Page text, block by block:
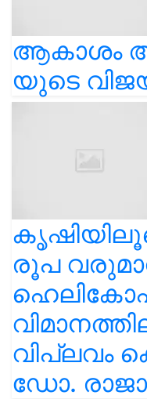
ആകാശം
യുടെ
രൂപ
വിപ്ലവം
ഡോ.